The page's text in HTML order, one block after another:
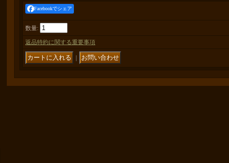
Facebookでシェア
数量:
返品特約に関する重要事項